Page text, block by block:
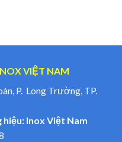
VIỆT NAM
P. Long Trường, TP.
Inox Việt Nam